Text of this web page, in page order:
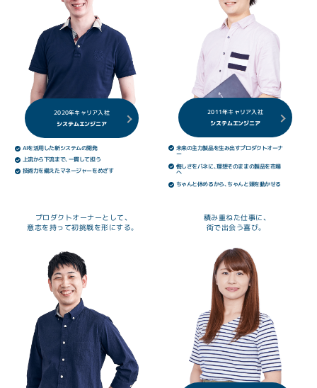
2020年キャリア入社
システムエンジニア
AIを活用した新システムの開発
上流から下流まで、一貫して担う
技術力を備えたマネージャーをめざす
2011年キャリア入社
システムエンジニア
未来の主力製品を生み出すプロダクトオーナ
ー
悔しさをバネに、理想そのままの製品を市場
へ
ちゃんと休めるから、ちゃんと頭を動かせる
プロダクトオーナーとして、
意志を持って初挑戦を形にする。
積み重ねた仕事に、
街で出会う喜び。